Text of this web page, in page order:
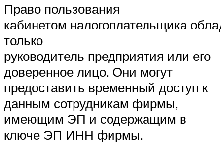
Право пользования
кабинетом налогоплательщика
только
руководитель предприятия или его
доверенное лицо. Они могут
предоставить временный доступ к
данным сотрудникам фирмы,
имеющим ЭП и содержащим в
ключе ЭП ИНН фирмы.